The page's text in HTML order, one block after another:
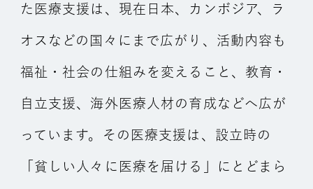
た医療支援は、現在日本、カンボジア、ラ
オスなどの国々にまで広がり、活動内容も
福祉・社会の仕組みを変えること、教育・
自立支援、海外医療人材の育成などへ広が
っています。その医療支援は、設立時の
「貧しい人々に医療を届ける」にとどまら